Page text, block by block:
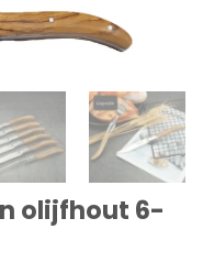
olijfhout 6-